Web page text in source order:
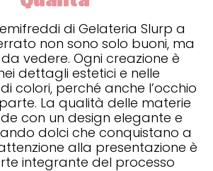
di Gelateria Slurp a
non sono solo buoni, ma
vedere. Ogni creazione è
dettagli estetici e nelle
colori, perché anche l’occhio
La qualità delle materie
con un design elegante e
dolci che conquistano a
alla presentazione è
integrante del processo